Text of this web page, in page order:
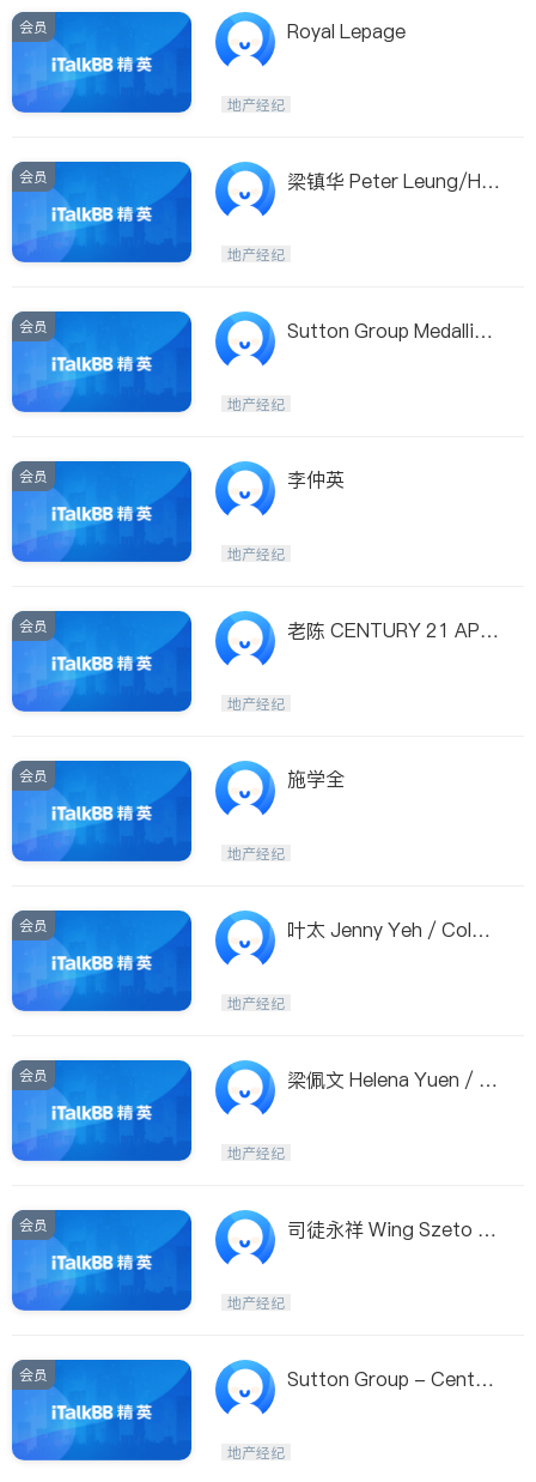
会员 Royal Lepage
地产经纪
会员
梁镇华 Peter Leung/Ho
地产经纪
会员
Sutton Group Medallion
地产经纪
会员 李仲英
地产经纪
会员
老陈 CENTURY 21 APE
地产经纪
会员 施学全
地产经纪
会员
叶太 Jenny Yeh / Coldw
地产经纪
会员
梁佩文 Helena Yuen / S
地产经纪
会员
司徒永祥 Wing Szeto /
地产经纪
会员
Sutton Group - Centre
地产经纪